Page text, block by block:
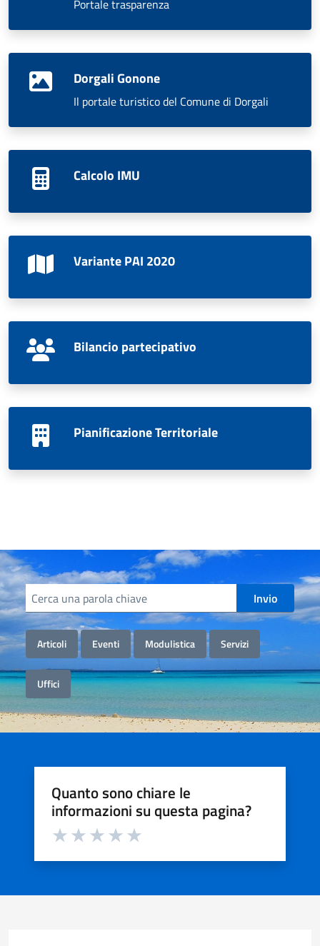
Portale trasparenza
Dorgali Gonone
Il portale turistico del Comune di Dorgali
Calcolo IMU
Variante PAI 2020
Bilancio partecipativo
Pianificazione Territoriale
Cerca informazioni, servizi, persone Invio
Articoli Eventi Modulistica Servizi
Uffici
Quanto sono chiare le
informazioni su questa pagina?
Valuta da 1 a 5 stelle la pagina